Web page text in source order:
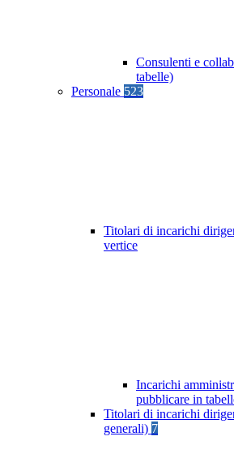
Consulenti e
tabelle)
Personale 523
Titolari di incarichi
vertice
Incarichi
pubblicare in
Titolari di incarichi
generali) 7